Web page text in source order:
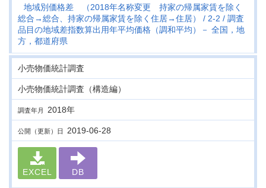
地域別価格差 （2018年名称変更 持家の帰属家賃を除く
総合→総合、持家の帰属家賃を除く住居→住居）
2-2
調査
品目の地域差指数算出用年平均価格（調和平均）－ 全国，地
方，都道府県
小売物価統計調査
小売物価統計調査（構造編）
調査年月 2018年
公開（更新）日 2019-06-28
EXCEL DB